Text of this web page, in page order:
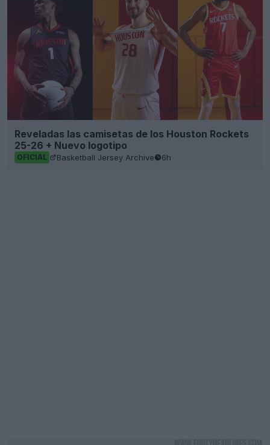
Reveladas las camisetas de los Houston Rockets
25-26 + Nuevo logotipo
OFICIAL Basketball Jersey Archive 6h